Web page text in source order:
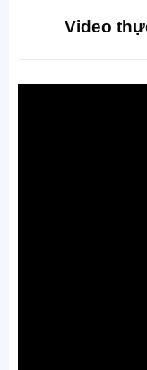
Video